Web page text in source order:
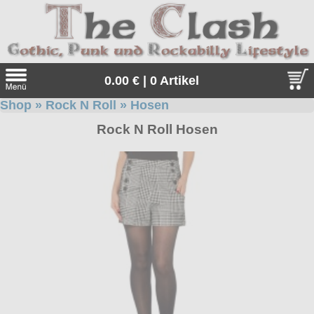
0.00 € | 0 Artikel
Angebote
Sonderangebote
Geschenketipps
Gratis
Kleidung/Gothic
alle Artikel
Girlblusen
Punkrock
Shop » Rock N Roll » Hosen
Rock N Roll Hosen